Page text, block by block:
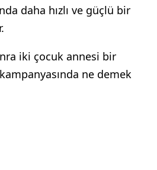
daha hızlı ve güçlü bir
iki çocuk annesi bir
ne demek